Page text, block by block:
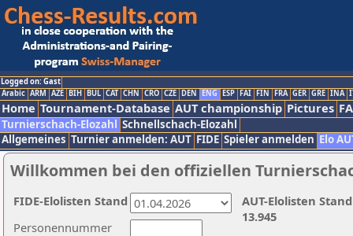
Logged on: Gast
Arabic ARM AZE BIH BUL CAT CHN CRO CZE DEN ENG ESP FAI FIN FRA GER GRE INA
Home Tournament-Database AUT championship Pictures
Turnierschach-Elozahl Schnellschach-Elozahl
Allgemeines Turnier anmelden: AUT FIDE Spieler anmelden Elo
Willkommen bei den offiziellen
Personennummer
AUT-Elolisten
13.945
FIDE-Elolisten Stand